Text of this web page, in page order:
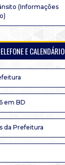
(Informações
E CALENDÁRIO
em BD
da Prefeitura